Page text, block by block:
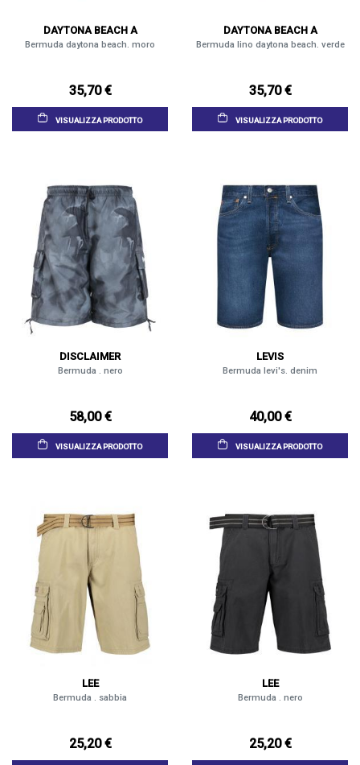
DAYTONA BEACH A
Bermuda daytona beach. moro
35,70 €
VISUALIZZA PRODOTTO
DAYTONA BEACH A
Bermuda lino daytona beach. verde
35,70 €
VISUALIZZA PRODOTTO
DISCLAIMER
Bermuda . nero
58,00 €
VISUALIZZA PRODOTTO
LEVIS
Bermuda levi's. denim
40,00 €
VISUALIZZA PRODOTTO
LEE
Bermuda . sabbia
25,20 €
LEE
Bermuda . nero
25,20 €